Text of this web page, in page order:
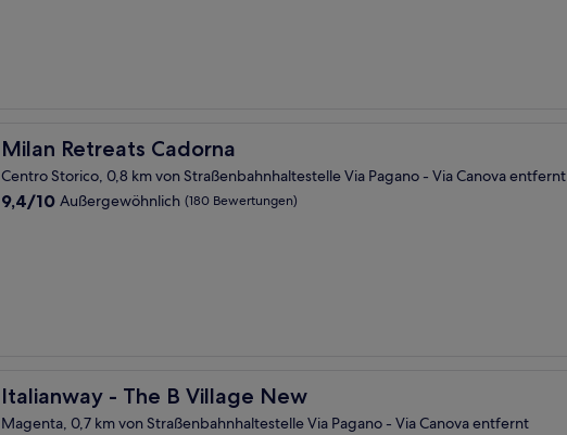
Milan Retreats Cadorna
Milan Retreats Cadorna
Centro Storico, 0,8 km von Straßenbahnhaltestelle Via Pagano - Via Canova entfernt
9.4
9,4/10 Außergewöhnlich (180 Bewertungen)
Italianway - The B Village New
Italianway - The B Village New
Magenta, 0,7 km von Straßenbahnhaltestelle Via Pagano - Via Canova entfernt